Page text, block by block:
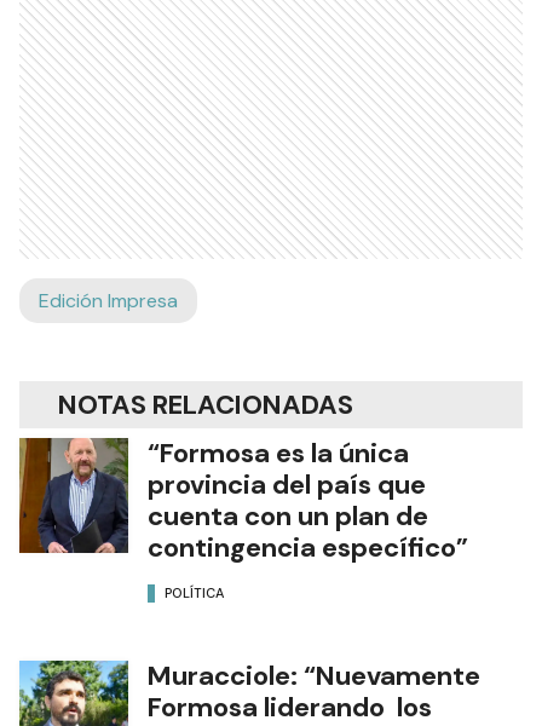
Edición Impresa
NOTAS RELACIONADAS
“Formosa es la única
provincia del país que
cuenta con un plan de
contingencia específico”
POLÍTICA
Muracciole: “Nuevamente
Formosa liderando los